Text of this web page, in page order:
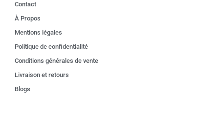
Contact
À Propos
Mentions légales
Politique de confidentialité
Conditions générales de vente
Livraison et retours
Blogs